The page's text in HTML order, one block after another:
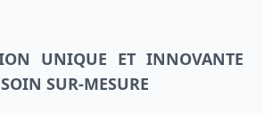
UNIQUE ET INNOVANTE
SUR-MESURE